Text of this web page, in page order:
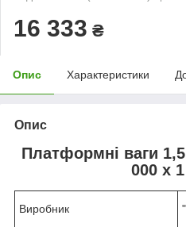
16 333 ₴
Опис Характеристики
Опис
Платформні ваги
000 x
Виробник